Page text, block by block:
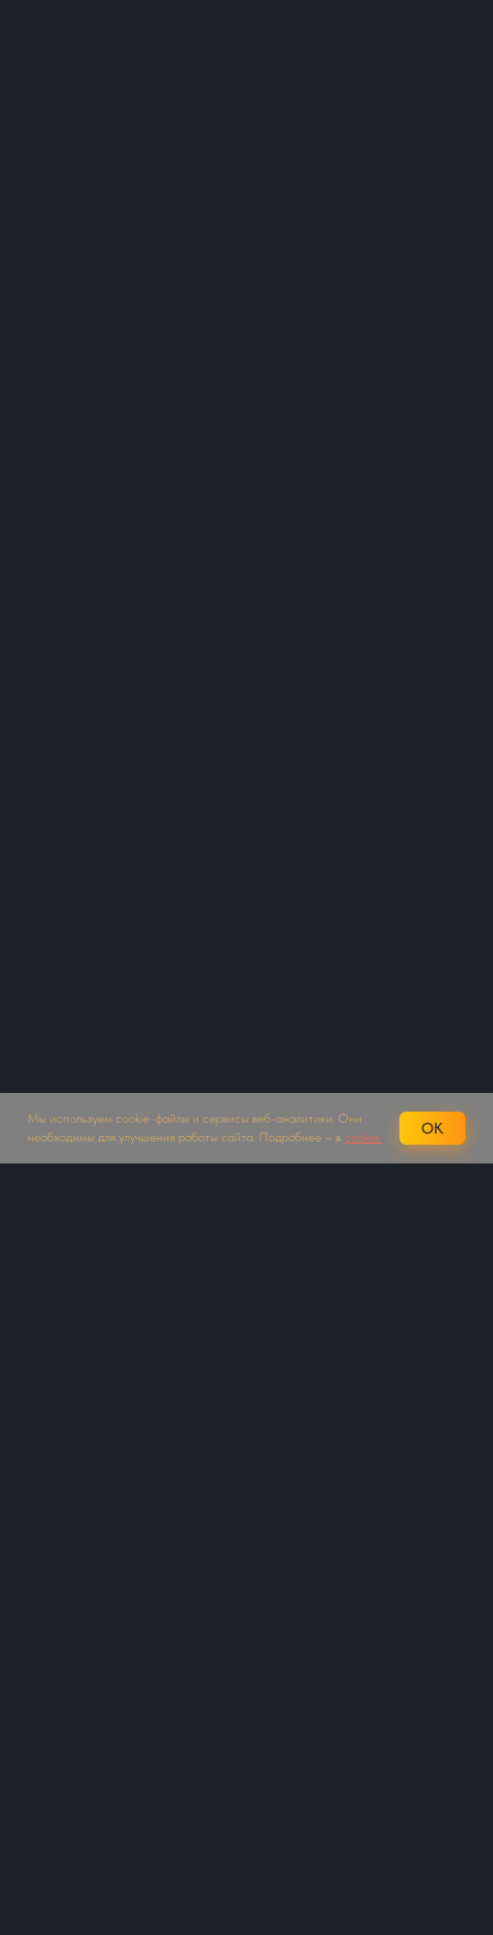
Мы используем cookie-файлы и сервисы веб-аналитики. Они
необходимы для улучшения работы сайта. Подробнее – в cookie
OK